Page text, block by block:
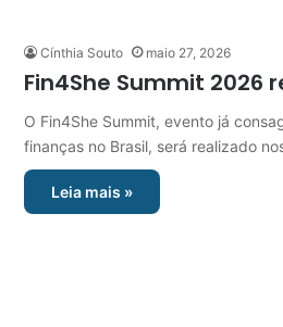
Cínthia Souto maio 27, 2026
Fin4She Summit 2026
O Fin4She Summit, evento já
finanças no Brasil, será realizado
Leia mais »